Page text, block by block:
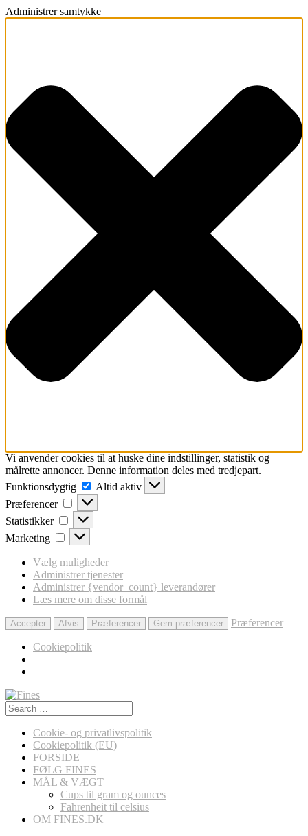
Administrer samtykke
Vi anvender cookies til at huske dine indstillinger, statistik og
målrette annoncer. Denne information deles med tredjepart.
Funktionsdygtig
Funktionsdygtig
Altid aktiv
Præferencer
Præferencer
Statistikker
Statistikker
Marketing
Marketing
Vælg muligheder
Administrer tjenester
Administrer {vendor_count} leverandører
Læs mere om disse formål
Accepter Afvis Præferencer Gem præferencer Præferencer
Cookiepolitik
Search
for:
Cookie- og privatlivspolitik
Cookiepolitik (EU)
FORSIDE
FØLG FINES
MÅL & VÆGT
Cups til gram og ounces
Fahrenheit til celsius
OM FINES.DK